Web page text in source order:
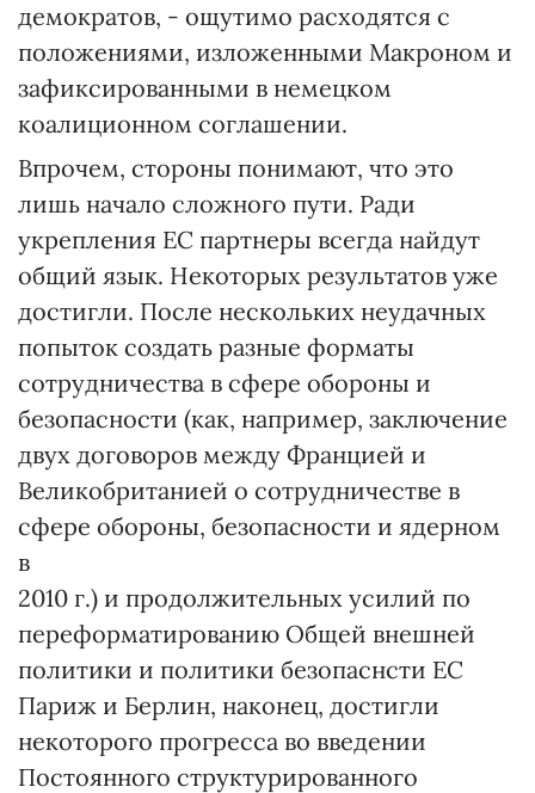
демократов, - ощутимо расходятся с
положениями, изложенными Макроном и
зафиксированными в немецком
коалиционном соглашении.
Впрочем, стороны понимают, что это
лишь начало сложного пути. Ради
укрепления ЕС партнеры всегда найдут
общий язык. Некоторых результатов уже
достигли. После нескольких неудачных
попыток создать разные форматы
сотрудничества в сфере обороны и
безопасности (как, например, заключение
двух договоров между Францией и
Великобританией о сотрудничестве в
сфере обороны, безопасности и ядерном
в
2010 г.) и продолжительных усилий по
переформатированию Общей внешней
политики и политики безопаснсти ЕС
Париж и Берлин, наконец, достигли
некоторого прогресса во введении
Постоянного структурированного